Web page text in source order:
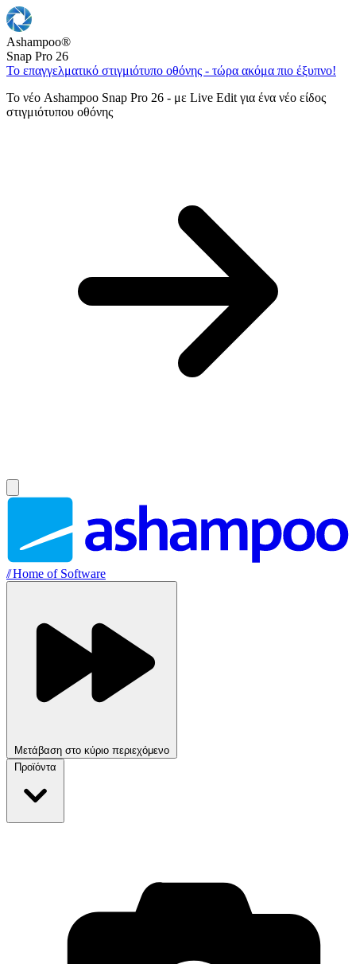
Ashampoo®
Snap Pro 26
Το επαγγελματικό στιγμιότυπο οθόνης - τώρα ακόμα πιο έξυπνο!
Το νέο Ashampoo Snap Pro 26 - με Live Edit για ένα νέο είδος
στιγμιότυπου οθόνης
//Home of Software
Μετάβαση στο κύριο περιεχόμενο
Προϊόντα